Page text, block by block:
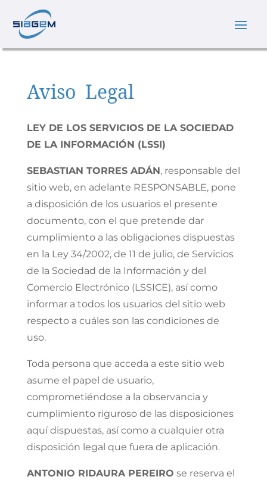
Aviso Legal
LEY DE LOS SERVICIOS DE LA SOCIEDAD
DE LA INFORMACIÓN (LSSI)
SEBASTIAN TORRES ADÁN, responsable del
sitio web, en adelante RESPONSABLE, pone
a disposición de los usuarios el presente
documento, con el que pretende dar
cumplimiento a las obligaciones dispuestas
en la Ley 34/2002, de 11 de julio, de Servicios
de la Sociedad de la Información y del
Comercio Electrónico (LSSICE), así como
informar a todos los usuarios del sitio web
respecto a cuáles son las condiciones de
uso.
Toda persona que acceda a este sitio web
asume el papel de usuario,
comprometiéndose a la observancia y
cumplimiento riguroso de las disposiciones
aquí dispuestas, así como a cualquier otra
disposición legal que fuera de aplicación.
ANTONIO RIDAURA PEREIRO se reserva el